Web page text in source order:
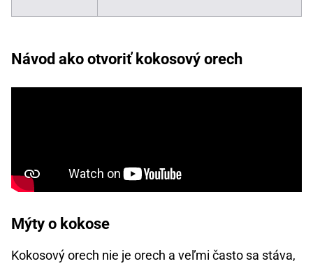
Návod ako otvoriť kokosový orech
Mýty o kokose
Kokosový orech nie je orech a veľmi často sa stáva,